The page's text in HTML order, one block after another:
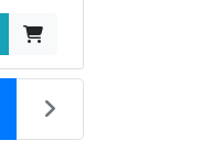
(current)